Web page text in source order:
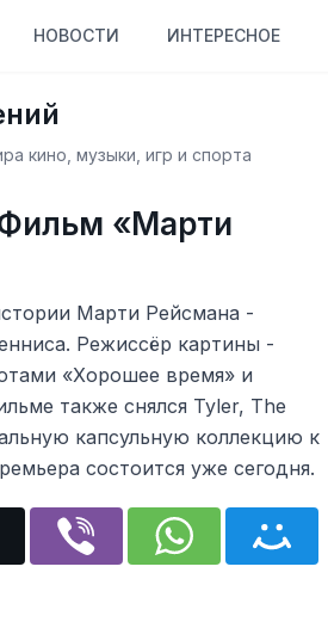
НОВОСТИ ИНТЕРЕСНОЕ
кино, музыки, игр и спорта
«Марти
Марти Рейсмана -
Режиссёр картины -
«Хорошее время» и
также снялся Tyler, The
капсульную коллекцию к
состоится уже сегодня.